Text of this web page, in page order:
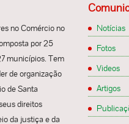
no Comércio no
por 25
municípios. Tem
de organização
de Santa
direitos
da justiça e da
Notícias
Fotos
Videos
Artigos